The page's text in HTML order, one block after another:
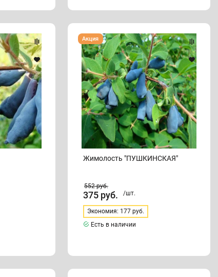
Жимолость
"ПУШКИНСКАЯ"
Жимолость "ПУШКИНСКАЯ"
Акция
552руб.
375 руб. /шт.
Экономия: 177 руб.
Есть в наличии